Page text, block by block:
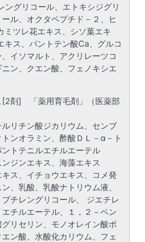
ングリコール、エトキシジグリ
ル、オクタペプチド－２、ヒ
ミツレ花エキス、シソ葉エキ
キス、パントテン酸Ca、グルコ
イソマルト、アクリレーツコ
ン、クエン酸、フェノキシエ
[2剤] 「薬用育毛剤」（医薬部
リチン酸ジカリウム、センブ
ンオラミン、酢酸ＤＬ－α－ト
トテニルエチルエーテル
ジンエキス、海藻エキス
キス、イチョウエキス、コメ発
、乳酸、乳酸ナトリウム液、
チレングリコール、 ジエチレ
チルエーテル、１，２－ペン
リセリン、モノオレイン酸ポ
ン酸、水酸化カリウム、フェ